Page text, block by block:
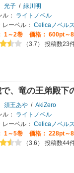
光子 / 緑川明
ル：
ライトノベル
レーベル： Celicaノベルス
1～2巻
価格： 600pt～
（3.7） 投稿数23
で、竜の王弟殿下
須王あや / AkiZero
ル：
ライトノベル
レーベル： Celicaノベルス
1～5巻
価格： 228pt～
（3.6） 投稿数44